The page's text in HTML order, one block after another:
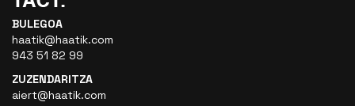
BULEGOA
haatik@haatik.com
943 51 82 99
ZUZENDARITZA
aiert@haatik.com